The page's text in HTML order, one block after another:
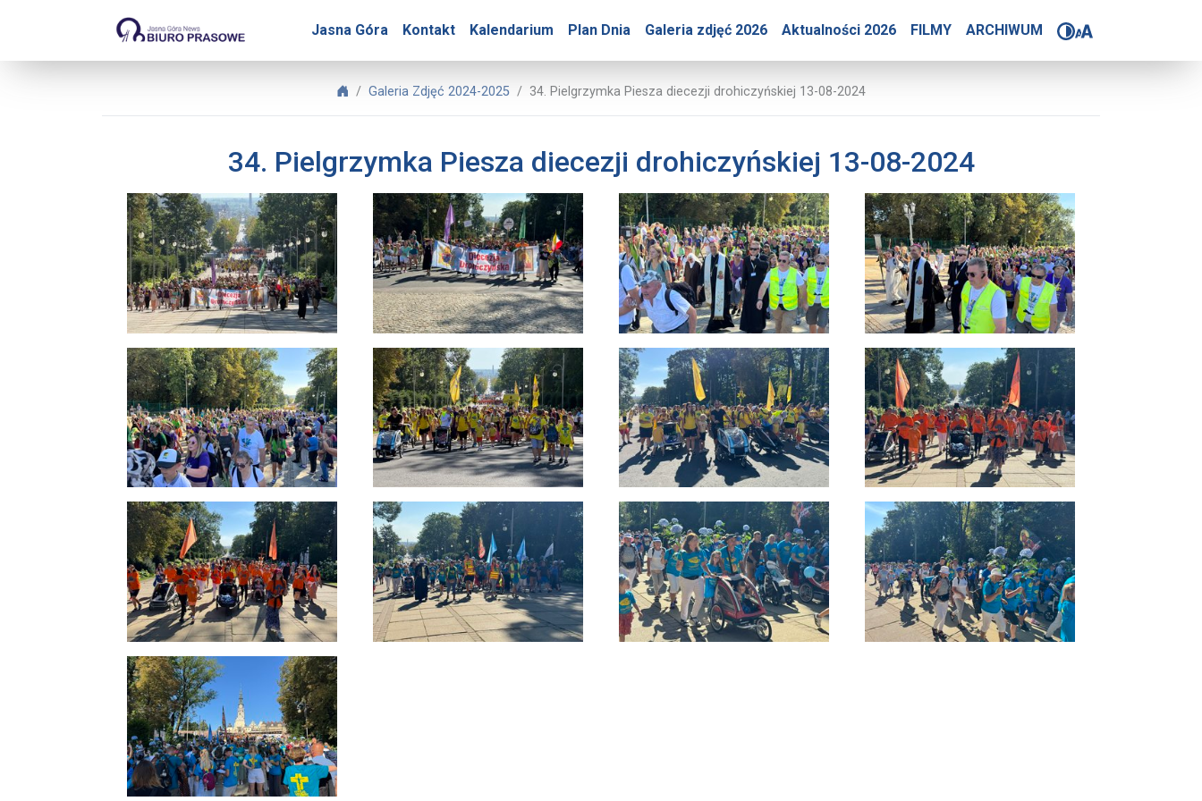
Jasna Góra Kontakt Kalendarium Plan Dnia Galeria zdjęć 2026 Aktualności 2026 FILMY ARCHIWUM
Biuro Prasowe Jasnej Góry – 34. Pielgrzymka Piesza diecezji
Biuro Prasowe Jasnej Góry
Galeria Zdjęć 2024-2025 34. Pielgrzymka Piesza diecezji drohiczyńskiej 13-08-2024
34. Pielgrzymka Piesza diecezji drohiczyńskiej 13-08-2024